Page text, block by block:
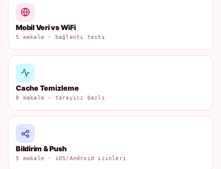
Mobil Veri vs WiFi
5 makale · bağlantı testi
Cache Temizleme
8 makale · tarayıcı bazlı
Bildirim & Push
5 makale · iOS/Android izinleri